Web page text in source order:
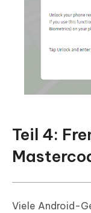
Teil 4:
Viele Android-